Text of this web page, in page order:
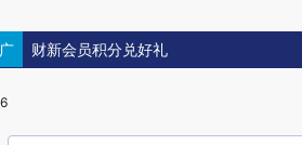
财新会员积分兑好礼
6